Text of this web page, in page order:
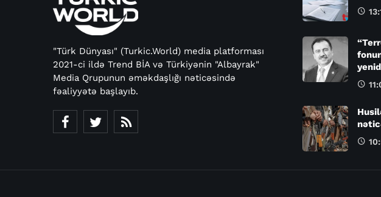
"Türk Dünyası" (Turkic.World) media platforması
2021-ci ildə Trend BİA və Türkiyənin "Albayrak"
Media Qrupunun əməkdaşlığı nəticəsində
fəaliyyətə başlayıb.